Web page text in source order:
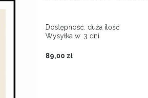
Dostępność: duża ilość
Wysyłka w: 3 dni
89,00 zł